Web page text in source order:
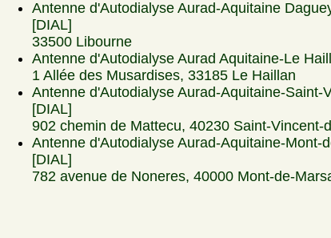
Antenne d'Autodialyse Aurad-Aquitaine
[DIAL]
33500 Libourne
Antenne d'Autodialyse Aurad Aquitaine-Le
1 Allée des Musardises, 33185 Le Haillan
Antenne d'Autodialyse Aurad-Aquitaine-Saint-
[DIAL]
902 chemin de Mattecu, 40230 Saint-Vincent-
Antenne d'Autodialyse Aurad-Aquitaine-Mont-
[DIAL]
782 avenue de Noneres, 40000 Mont-de-